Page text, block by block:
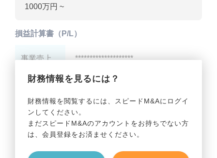
1000万円 ~
財務情報を見るには？
財務情報を閲覧するには、スピードM&Aにログイ
ンしてください。
まだスピードM&Aのアカウントをお持ちでない方
は、会員登録をお済ませください。
損益計算書（P/L）
事業売上 ********************
事業利益 ********************
貸借対照表（B/S）
事業資産 ********************